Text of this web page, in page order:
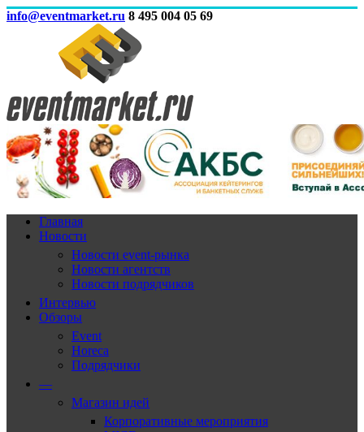
info@eventmarket.ru 8 495 004 05 69
Главная
Новости
Новости event-рынка
Новости агентств
Новости подрядчиков
Интервью
Обзоры
Event
Horeca
Подрядчики
—
Магазин идей
Корпоративные мероприятия